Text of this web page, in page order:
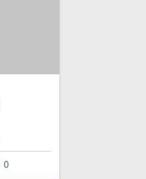
0